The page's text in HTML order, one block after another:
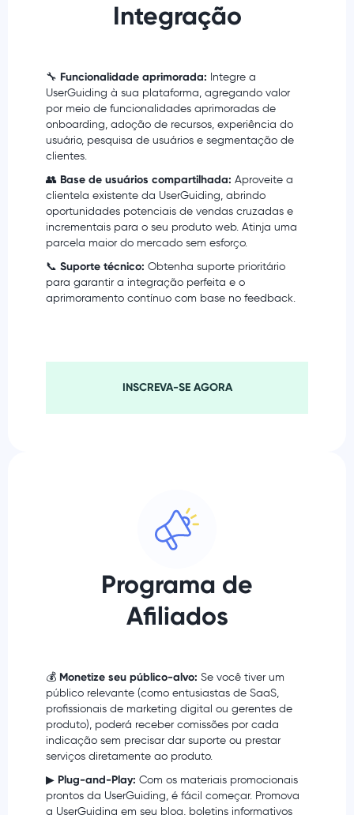
Integração
🔧 Funcionalidade aprimorada: Integre a
UserGuiding à sua plataforma, agregando valor
por meio de funcionalidades aprimoradas de
onboarding, adoção de recursos, experiência do
usuário, pesquisa de usuários e segmentação de
clientes.
👥 Base de usuários compartilhada: Aproveite a
clientela existente da UserGuiding, abrindo
oportunidades potenciais de vendas cruzadas e
incrementais para o seu produto web. Atinja uma
parcela maior do mercado sem esforço.
📞 Suporte técnico: Obtenha suporte prioritário
para garantir a integração perfeita e o
aprimoramento contínuo com base no feedback.
INSCREVA-SE AGORA
Programa de
Afiliados
💰 Monetize seu público-alvo: Se você tiver um
público relevante (como entusiastas de SaaS,
profissionais de marketing digital ou gerentes de
produto), poderá receber comissões por cada
indicação sem precisar dar suporte ou prestar
serviços diretamente ao produto.
▶ Plug-and-Play: Com os materiais promocionais
prontos da UserGuiding, é fácil começar. Promova
a UserGuiding em seu blog, boletins informativos